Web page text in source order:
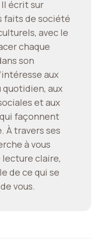
écrit sur
faits de société
avec le
chaque
son
aux
aux
et aux
façonnent
À travers ses
à vous
claire,
de ce qui se
vous.